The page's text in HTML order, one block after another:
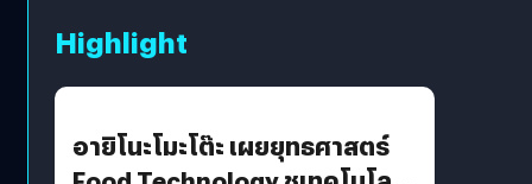
Highlight
อายิโนะโมะโต๊ะ เผยยุทธศาสตร์